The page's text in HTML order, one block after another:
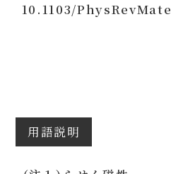
10.1103/
用語説明